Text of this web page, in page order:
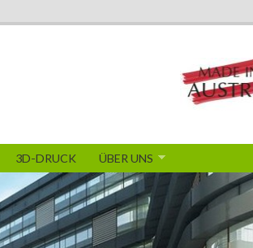
3D-DRUCK ÜBER UNS